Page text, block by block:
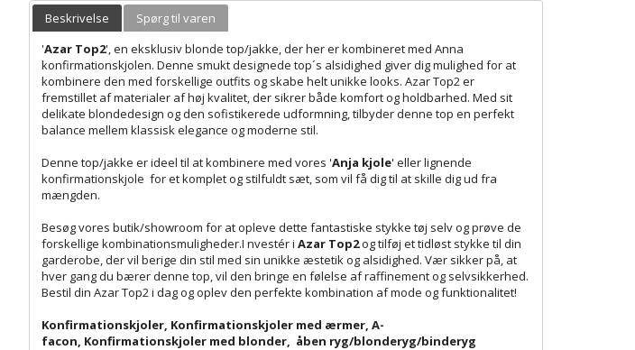
Beskrivelse
Spørg til varen
'Azar Top2', en eksklusiv blonde top/jakke, der her er kombineret med Anna
konfirmationskjolen. Denne smukt designede top´s alsidighed giver dig mulighed for at
kombinere den med forskellige outfits og skabe helt unikke looks. Azar Top2 er
fremstillet af materialer af høj kvalitet, der sikrer både komfort og holdbarhed. Med sit
delikate blondedesign og den sofistikerede udformning, tilbyder denne top en perfekt
balance mellem klassisk elegance og moderne stil.
Denne top/jakke er ideel til at kombinere med vores 'Anja kjole' eller lignende
konfirmationskjole for et komplet og stilfuldt sæt, som vil få dig til at skille dig ud fra
mængden.
Besøg vores butik/showroom for at opleve dette fantastiske stykke tøj selv og prøve de
forskellige kombinationsmuligheder.I nvestér i Azar Top2og tilføj et tidløst stykke til din
garderobe, der vil berige din stil med sin unikke æstetik og alsidighed. Vær sikker på, at
hver gang du bærer denne top, vil den bringe en følelse af raffinement og selvsikkerhed.
Bestil din Azar Top2 i dag og oplev den perfekte kombination af mode og funktionalitet!
Konfirmationskjoler, Konfirmationskjoler med ærmer, A-
facon Konfirmationskjoler med blonder, åben ryg/blonderyg/binderyg